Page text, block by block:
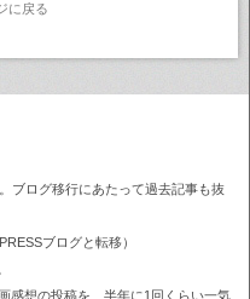
に戻る
ブログ移行にあたって過去記事も抜
ブログと転移）
感想の投稿を、半年に1回くらい一気